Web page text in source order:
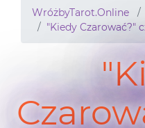
WróżbyTarot.Online
"Kiedy Czarować?"